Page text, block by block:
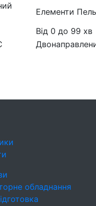
Елементи
Від 0 до 99 хв
обладнання